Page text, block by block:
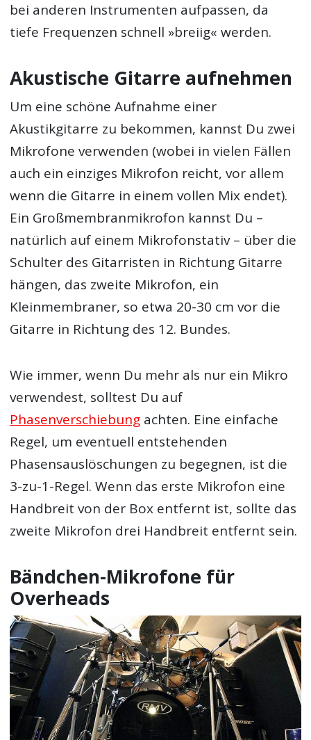
bei anderen Instrumenten aufpassen, da
tiefe Frequenzen schnell »breiig« werden.
Akustische Gitarre aufnehmen
Um eine schöne Aufnahme einer
Akustikgitarre zu bekommen, kannst Du zwei
Mikrofone verwenden (wobei in vielen Fällen
auch ein einziges Mikrofon reicht, vor allem
wenn die Gitarre in einem vollen Mix endet).
Ein Großmembranmikrofon kannst Du –
natürlich auf einem Mikrofonstativ – über die
Schulter des Gitarristen in Richtung Gitarre
hängen, das zweite Mikrofon, ein
Kleinmembraner, so etwa 20-30 cm vor die
Gitarre in Richtung des 12. Bundes.
Wie immer, wenn Du mehr als nur ein Mikro
verwendest, solltest Du auf
Phasenverschiebung achten. Eine einfache
Regel, um eventuell entstehenden
Phasensauslöschungen zu begegnen, ist die
3-zu-1-Regel. Wenn das erste Mikrofon eine
Handbreit von der Box entfernt ist, sollte das
zweite Mikrofon drei Handbreit entfernt sein.
Bändchen-Mikrofone für
Overheads